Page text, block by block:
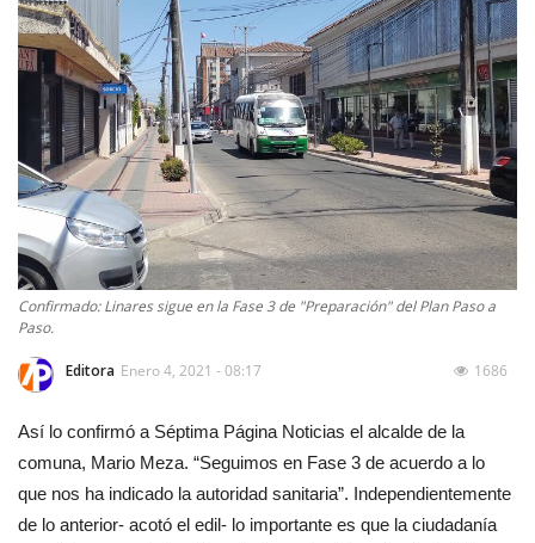
Deporte
Política
Espectáculos
Confirmado: Linares sigue en la Fase 3 de "Preparación" del Plan Paso a
Paso.
Editora Enero 4, 2021 - 08:17 1686
Así lo confirmó a Séptima Página Noticias el alcalde de la
comuna, Mario Meza. “Seguimos en Fase 3 de acuerdo a lo
que nos ha indicado la autoridad sanitaria”. Independientemente
de lo anterior- acotó el edil- lo importante es que la ciudadanía